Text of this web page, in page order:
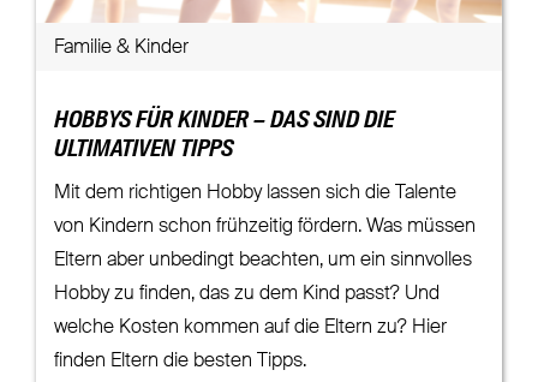
Familie & Kinder
HOBBYS FÜR KINDER – DAS SIND DIE
ULTIMATIVEN TIPPS
Mit dem richtigen Hobby lassen sich die Talente
von Kindern schon frühzeitig fördern. Was müssen
Eltern aber unbedingt beachten, um ein sinnvolles
Hobby zu finden, das zu dem Kind passt? Und
welche Kosten kommen auf die Eltern zu? Hier
finden Eltern die besten Tipps.